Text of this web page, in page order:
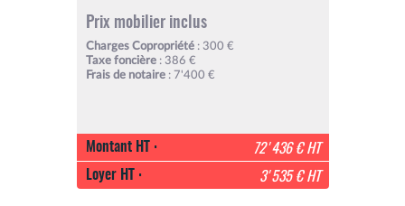
Prix mobilier inclus
Charges Copropriété: 300 €
Taxe foncière: 386 €
Frais de notaire: 7'400 €
Montant HT :
72'436 € HT
Loyer HT :
3'535 € HT